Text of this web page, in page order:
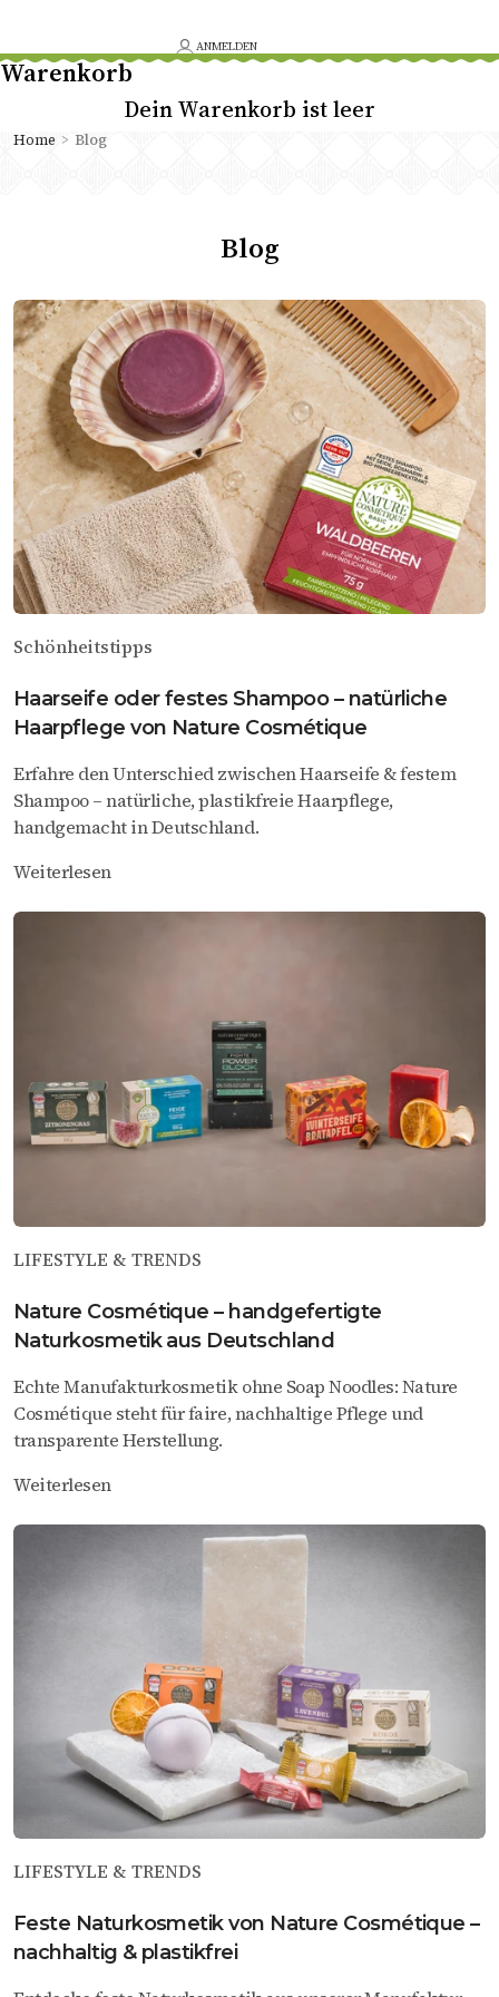
ANMELDEN
Warenkorb
Dein Warenkorb ist leer
Home > Blog
Blog
Schönheitstipps
Haarseife oder festes Shampoo – natürliche
Haarpflege von Nature Cosmétique
Erfahre den Unterschied zwischen Haarseife & festem
Shampoo – natürliche, plastikfreie Haarpflege,
handgemacht in Deutschland.
Weiterlesen
LIFESTYLE & TRENDS
Nature Cosmétique – handgefertigte
Naturkosmetik aus Deutschland
Echte Manufakturkosmetik ohne Soap Noodles: Nature
Cosmétique steht für faire, nachhaltige Pflege und
transparente Herstellung.
Weiterlesen
LIFESTYLE & TRENDS
Feste Naturkosmetik von Nature Cosmétique –
nachhaltig & plastikfrei